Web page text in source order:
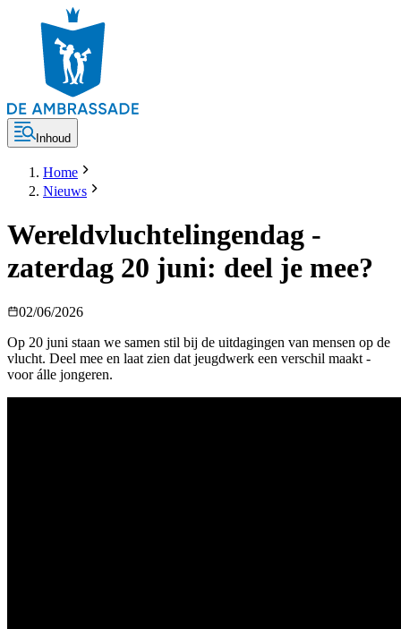
Inhoud
Home
Nieuws
Wereldvluchtelingendag -
zaterdag 20 juni: deel je mee?
02/06/2026
Op 20 juni staan we samen stil bij de uitdagingen van mensen op de
vlucht. Deel mee en laat zien dat jeugdwerk een verschil maakt -
voor álle jongeren.